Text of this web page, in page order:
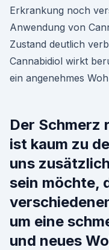
Erkrankung noch
Anwendung von
Zustand deutlich
Cannabidiol wirkt
ein angenehmes
Der Schmerz
ist kaum zu
uns
sein möchte,
um eine
und neues